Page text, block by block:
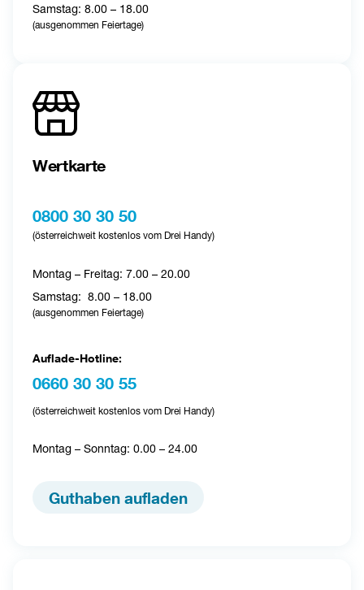
Samstag: 8.00 – 18.00
(ausgenommen Feiertage)
Wertkarte
0800 30 30 50
(österreichweit kostenlos vom Drei Handy)
Montag – Freitag: 7.00 – 20.00
Samstag: 8.00 – 18.00
(ausgenommen Feiertage)
Auflade-Hotline:
0660 30 30 55
(österreichweit kostenlos vom Drei Handy)
Montag – Sonntag: 0.00 – 24.00
Guthaben aufladen